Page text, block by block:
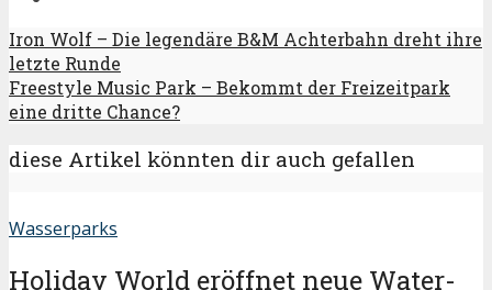
Iron Wolf – Die legendäre B&M Achterbahn dreht ihre
letzte Runde
Freestyle Music Park – Bekommt der Freizeitpark
eine dritte Chance?
diese Artikel könnten dir auch gefallen
Wasserparks
Holiday World eröffnet neue Water-